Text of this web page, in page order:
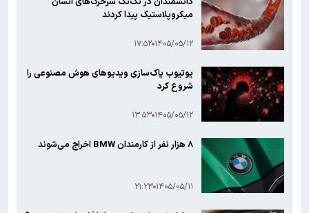
میکروپلاستیک پیدا کردند
۱۴۰۵/۰۵/۱۲ ۱۷:۵۲
یوتیوب پاک‌سازی ویدیوهای هوش مصنوعی را
شروع کرد
۱۴۰۵/۰۵/۱۲ ۱۳:۵۳
۸ هزار نفر از کارمندان BMW اخراج می‌شوند
۱۴۰۵/۰۵/۱۱ ۲۱:۲۳